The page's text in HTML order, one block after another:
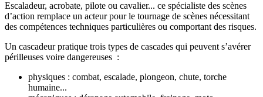
Escaladeur, acrobate, pilote ou cavalier... ce spécialiste des scènes
d’action remplace un acteur pour le tournage de scènes nécessitant
des compétences techniques particulières ou comportant des risques.
Un cascadeur pratique trois types de cascades qui peuvent s’avérer
périlleuses voire dangereuses :
physiques : combat, escalade, plongeon, chute, torche
humaine...